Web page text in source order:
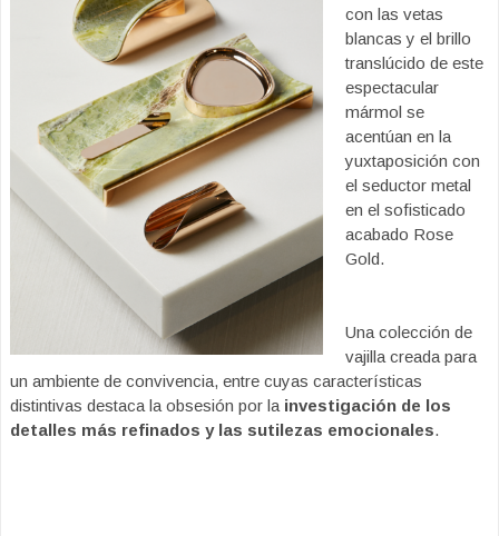
con las vetas
blancas y el brillo
translúcido de este
espectacular
mármol se
acentúan en la
yuxtaposición con
el seductor metal
en el sofisticado
acabado Rose
Gold.
Una colección de
vajilla creada para
un ambiente de convivencia, entre cuyas características
distintivas destaca la obsesión por la investigación de los
detalles más refinados y las sutilezas emocionales.